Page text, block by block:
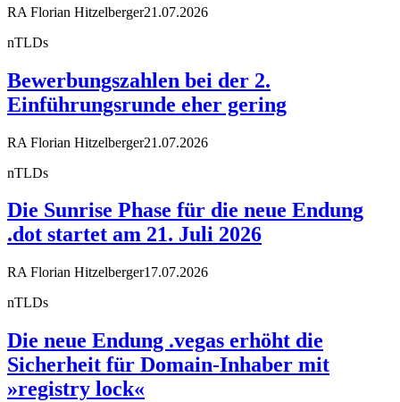
RA Florian Hitzelberger21.07.2026
nTLDs
Bewerbungszahlen bei der 2.
Einführungsrunde eher gering
RA Florian Hitzelberger21.07.2026
nTLDs
Die Sunrise Phase für die neue Endung
.dot startet am 21. Juli 2026
RA Florian Hitzelberger17.07.2026
nTLDs
Die neue Endung .vegas erhöht die
Sicherheit für Domain-Inhaber mit
»registry lock«